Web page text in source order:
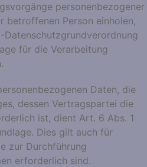
personenbezogener
betroffenen Person einholen,
für die Verarbeitung
Daten, die
dessen Vertragspartei die
ist, dient Art. 6 Abs. 1
Dies gilt auch für
zur Durchführung
erforderlich sind.